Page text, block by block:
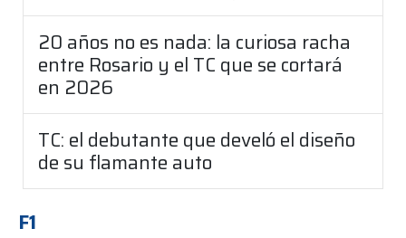
20 años no es nada: la curiosa racha
entre Rosario y el TC que se cortará
en 2026
TC: el debutante que develó el diseño
de su flamante auto
F1